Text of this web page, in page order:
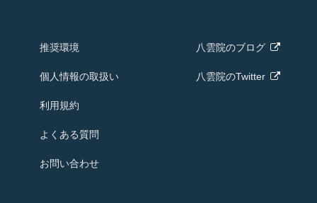
推奨環境
個人情報の取扱い
利用規約
よくある質問
お問い合わせ
八雲院のブログ
八雲院のTwitter